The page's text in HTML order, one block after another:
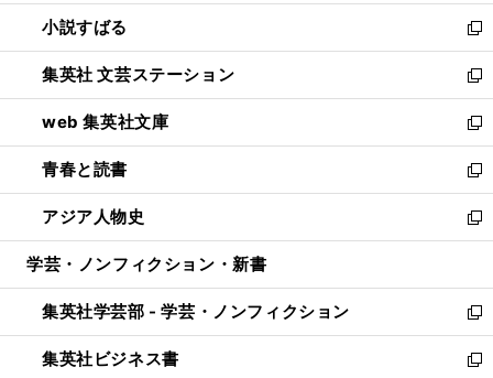
く
ウ
で
開
く
し
い
ウ
ィ
ン
ド
ウ
で
開
く
小説すばる
新
し
い
ウ
ィ
ン
ド
ウ
で
開
集英社 文芸ステーション
新
し
い
ウ
ィ
ン
ド
ウ
開
く
web 集英社文庫
新
し
い
ウ
ィ
ン
ウ
で
開
く
青春と読書
新
し
い
ウ
ン
ド
ウ
で
アジア人物史
新
し
ウ
ィ
ン
ド
学芸・ノンフィクション・新書
集英社学芸部 - 学芸・ノンフィクション
新
し
い
集英社ビジネス書
新